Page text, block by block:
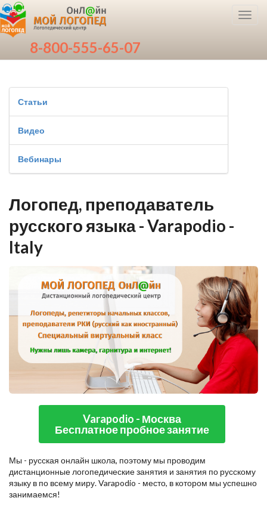
8-800-555-65-07
Статьи
Видео
Вебинары
Логопед, преподаватель
русского языка - Varapodio -
Italy
Varapodio - Москва
Бесплатное пробное занятие
Мы - русская онлайн школа, поэтому мы проводим
дистанционные логопедические занятия и занятия по русскому
языку в по всему миру. Varapodio - место, в котором мы успешно
занимаемся!